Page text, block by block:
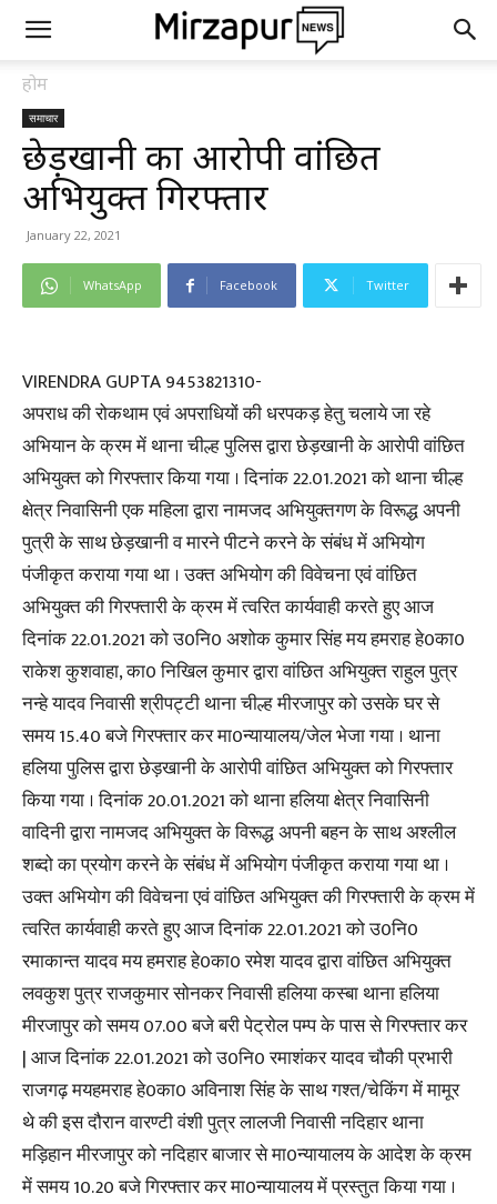
होम
समाचार
छेड़खानी का आरोपी वांछित
अभियुक्त गिरफ्तार
January 22, 2021
WhatsApp Facebook Twitter
VIRENDRA GUPTA 9453821310-
अपराध की रोकथाम एवं अपराधियों की धरपकड़ हेतु चलाये जा रहे
अभियान के क्रम में थाना चील्ह पुलिस द्वारा छेड़खानी के आरोपी वांछित
अभियुक्त को गिरफ्तार किया गया । दिनांक 22.01.2021 को थाना चील्ह
क्षेत्र निवासिनी एक महिला द्वारा नामजद अभियुक्तगण के विरूद्ध अपनी
पुत्री के साथ छेड़खानी व मारने पीटने करने के संबंध में अभियोग
पंजीकृत कराया गया था । उक्त अभियोग की विवेचना एवं वांछित
अभियुक्त की गिरफ्तारी के क्रम में त्वरित कार्यवाही करते हुए आज
दिनांक 22.01.2021 को उ0नि0 अशोक कुमार सिंह मय हमराह हे0का0
राकेश कुशवाहा, का0 निखिल कुमार द्वारा वांछित अभियुक्त राहुल पुत्र
नन्हे यादव निवासी श्रीपट्टी थाना चील्ह मीरजापुर को उसके घर से
समय 15.40 बजे गिरफ्तार कर मा0न्यायालय/जेल भेजा गया । थाना
हलिया पुलिस द्वारा छेड़खानी के आरोपी वांछित अभियुक्त को गिरफ्तार
किया गया । दिनांक 20.01.2021 को थाना हलिया क्षेत्र निवासिनी
वादिनी द्वारा नामजद अभियुक्त के विरूद्ध अपनी बहन के साथ अश्लील
शब्दो का प्रयोग करने के संबंध में अभियोग पंजीकृत कराया गया था ।
उक्त अभियोग की विवेचना एवं वांछित अभियुक्त की गिरफ्तारी के क्रम में
त्वरित कार्यवाही करते हुए आज दिनांक 22.01.2021 को उ0नि0
रमाकान्त यादव मय हमराह हे0का0 रमेश यादव द्वारा वांछित अभियुक्त
लवकुश पुत्र राजकुमार सोनकर निवासी हलिया कस्बा थाना हलिया
मीरजापुर को समय 07.00 बजे बरी पेट्रोल पम्प के पास से गिरफ्तार कर
| आज दिनांक 22.01.2021 को उ0नि0 रमाशंकर यादव चौकी प्रभारी
राजगढ़ मयहमराह हे0का0 अविनाश सिंह के साथ गश्त/चेकिंग में मामूर
थे की इस दौरान वारण्टी वंशी पुत्र लालजी निवासी नदिहार थाना
मड़िहान मीरजापुर को नदिहार बाजार से मा0न्यायालय के आदेश के क्रम
में समय 10.20 बजे गिरफ्तार कर मा0न्यायालय में प्रस्तुत किया गया ।